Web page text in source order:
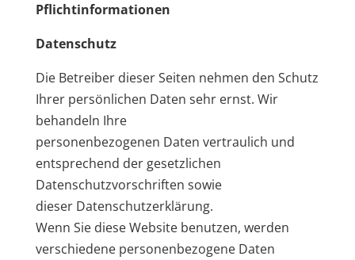
Pflichtinformationen
Datenschutz
Die Betreiber dieser Seiten nehmen den Schutz
Ihrer persönlichen Daten sehr ernst. Wir
behandeln Ihre
personenbezogenen Daten vertraulich und
entsprechend der gesetzlichen
Datenschutzvorschriften sowie
dieser Datenschutzerklärung.
Wenn Sie diese Website benutzen, werden
verschiedene personenbezogene Daten